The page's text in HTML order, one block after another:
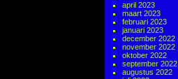
april 2023
maart 2023
februari 2023
januari 2023
december 2022
november 2022
oktober 2022
september 2022
augustus 2022